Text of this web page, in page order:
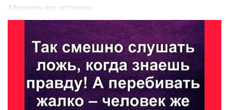
Афоризмы про оптимизм